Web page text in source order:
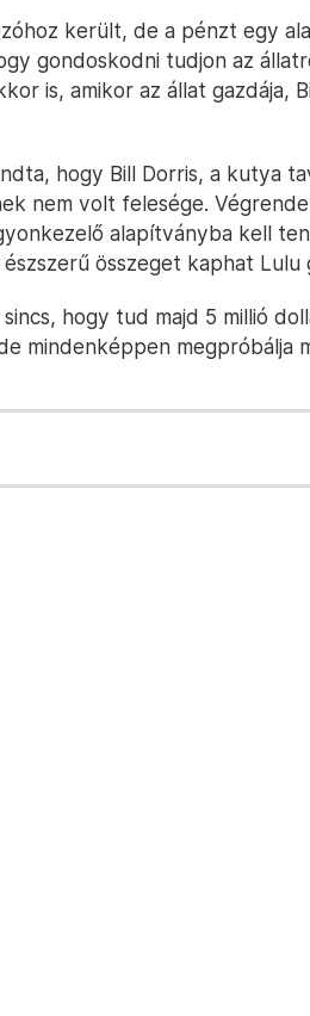
került, de a pénzt egy
gondoskodni tudjon az
is, amikor az állat gazdája,
hogy Bill Dorris, a kutya
nem volt felesége.
alapítványba kell
összeget kaphat Lulu
hogy tud majd 5 millió
mindenképpen megpróbálja